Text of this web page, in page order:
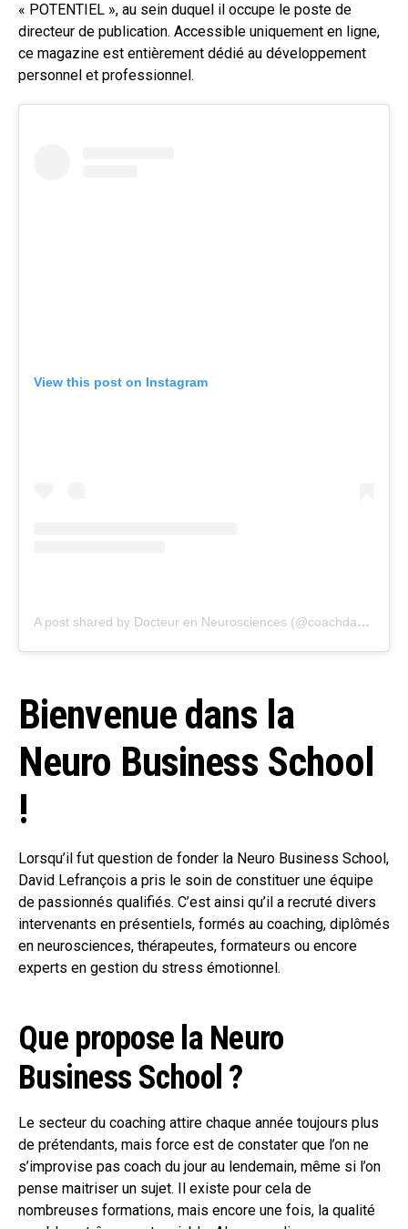
« POTENTIEL », au sein duquel il occupe le poste de
directeur de publication. Accessible uniquement en ligne,
ce magazine est entièrement dédié au développement
personnel et professionnel.
View this post on Instagram
A post shared by Docteur en Neurosciences (@coachdavidlefrancois)
Bienvenue dans la
Neuro Business School
!
Lorsqu’il fut question de fonder la Neuro Business School,
David Lefrançois a pris le soin de constituer une équipe
de passionnés qualifiés. C’est ainsi qu’il a recruté divers
intervenants en présentiels, formés au coaching, diplômés
en neurosciences, thérapeutes, formateurs ou encore
experts en gestion du stress émotionnel.
Que propose la Neuro
Business School ?
Le secteur du coaching attire chaque année toujours plus
de prétendants, mais force est de constater que l’on ne
s’improvise pas coach du jour au lendemain, même si l’on
pense maitriser un sujet. Il existe pour cela de
nombreuses formations, mais encore une fois, la qualité